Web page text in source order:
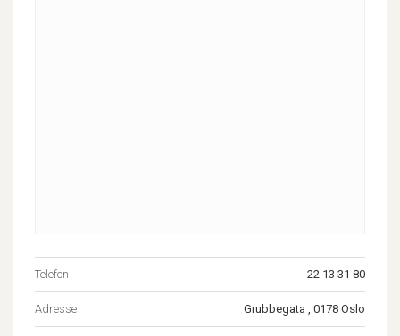
Telefon 22 13 31 80
Adresse Grubbegata , 0178 Oslo